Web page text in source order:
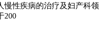
慢性疾病的治疗及妇产科领
200